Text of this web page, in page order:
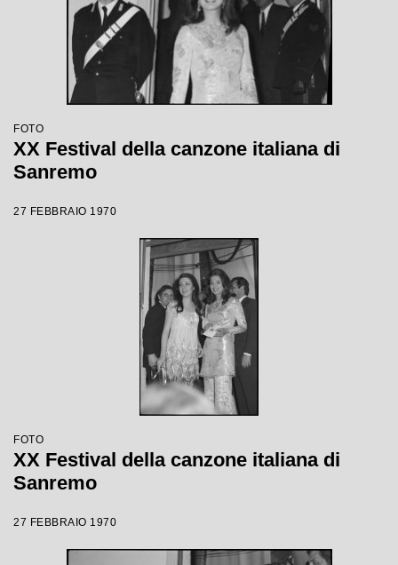
FOTO
XX Festival della canzone italiana di
Sanremo
27 FEBBRAIO 1970
FOTO
XX Festival della canzone italiana di
Sanremo
27 FEBBRAIO 1970